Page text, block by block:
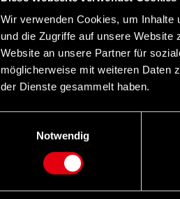
Wir verwenden Cookies, um Inhalte
und die Zugriffe auf unsere
Website an unsere Partner für
möglicherweise mit weiteren Daten
der Dienste gesammelt haben.
Notwendig